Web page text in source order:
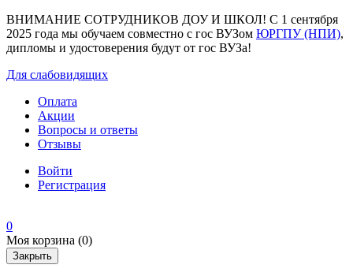
ВНИМАНИЕ СОТРУДНИКОВ ДОУ И ШКОЛ! С 1 сентября
2025 года мы обучаем совместно с гос ВУЗом ЮРГПУ (НПИ),
дипломы и удостоверения будут от гос ВУЗа!
Для слабовидящих
Оплата
Акции
Вопросы и ответы
Отзывы
Войти
Регистрация
0
Моя корзина (0)
Закрыть